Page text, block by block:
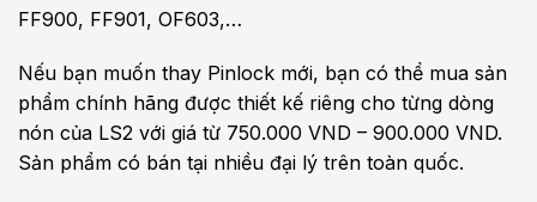
FF900, FF901, OF603,…
Nếu bạn muốn thay Pinlock mới, bạn có thể mua sản
phẩm chính hãng được thiết kế riêng cho từng dòng
nón của LS2 với giá từ 750.000 VND – 900.000 VND.
Sản phẩm có bán tại nhiều đại lý trên toàn quốc.